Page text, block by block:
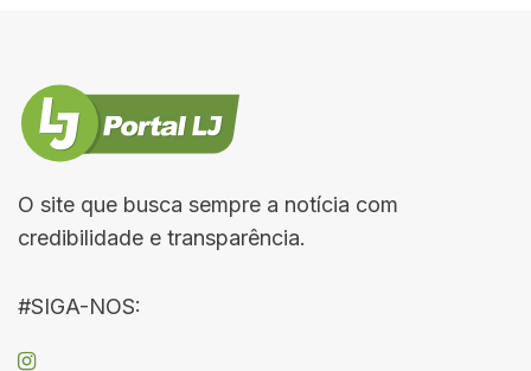
O site que busca sempre a notícia com
credibilidade e transparência.
#SIGA-NOS: